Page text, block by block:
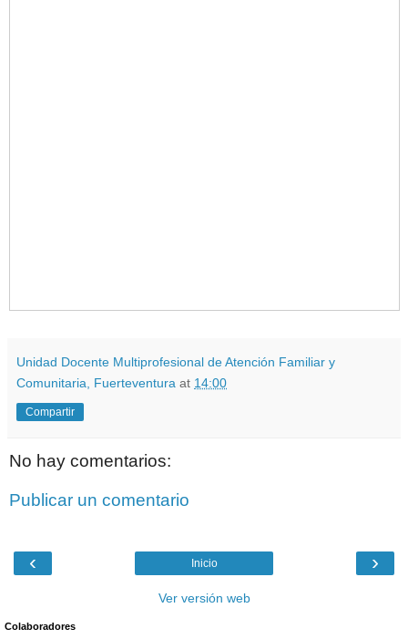
Unidad Docente Multiprofesional de Atención Familiar y
Comunitaria, Fuerteventura at 14:00
Compartir
No hay comentarios:
Publicar un comentario
‹ ›
Inicio
Ver versión web
Colaboradores